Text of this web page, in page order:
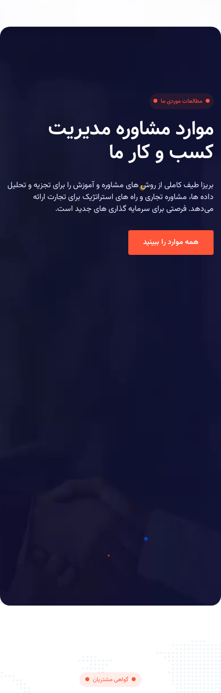
مطالعات موردی ما
موارد مشاوره مدیریت
کسب و کار ما
بریزا طیف کاملی از روش های مشاوره و آموزش را برای تجزیه و تحلیل
داده ها، مشاوره تجاری و راه های استراتژیک برای تجارت ارائه
می‌دهد. فرصتی برای سرمایه گذاری های جدید است.
ﻫﻤﻪﻣﻮﺍﺭﺩﺭﺍ ﺑﺒﯿﻨﯿﺪ
گواهی مشتریان